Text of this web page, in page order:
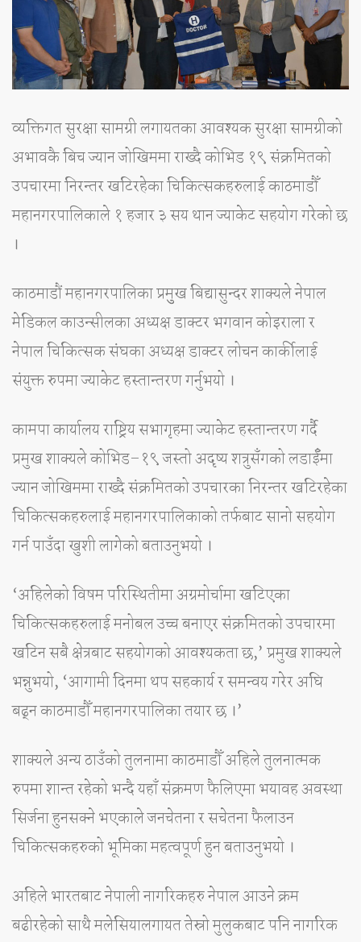
व्यक्तिगत सुरक्षा सामग्री लगायतका आवश्यक सुरक्षा सामग्रीको
अभावकै बिच ज्यान जोखिममा राख्दै कोभिड १९ संक्रमितको
उपचारमा निरन्तर खटिरहेका चिकित्सकहरुलाई काठमाडौँ
महानगरपालिकाले १ हजार ३ सय थान ज्याकेट सहयोग गरेको छ
।
काठमाडौं महानगरपालिका प्रमुुख बिद्यासुन्दर शाक्यले नेपाल
मेडिकल काउन्सीलका अध्यक्ष डाक्टर भगवान कोइराला र
नेपाल चिकित्सक संघका अध्यक्ष डाक्टर लोचन कार्कीलाई
संयुक्त रुपमा ज्याकेट हस्तान्तरण गर्नुभयो ।
कामपा कार्यालय राष्ट्रिय सभागृहमा ज्याकेट हस्तान्तरण गर्दै
प्रमुख शाक्यले कोभिड–१९ जस्तो अदृष्य शत्रुसँगको लडाईँमा
ज्यान जोखिममा राख्दै संक्रमितको उपचारका निरन्तर खटिरहेका
चिकित्सकहरुलाई महानगरपालिकाको तर्फबाट सानो सहयोग
गर्न पाउँदा खुशी लागेको बताउनुभयो ।
‘अहिलेको विषम परिस्थितीमा अग्रमोर्चामा खटिएका
चिकित्सकहरुलाई मनोबल उच्च बनाएर संक्रमितको उपचारमा
खटिन सबै क्षेत्रबाट सहयोगको आवश्यकता छ,’ प्रमुख शाक्यले
भन्नुभयो, ‘आगामी दिनमा थप सहकार्य र समन्वय गरेर अघि
बढ्न काठमाडौँ महानगरपालिका तयार छ ।’
शाक्यले अन्य ठाउँको तुलनामा काठमाडौँ अहिले तुलनात्मक
रुपमा शान्त रहेको भन्दै यहाँ संक्रमण फैलिएमा भयावह अवस्था
सिर्जना हुनसक्ने भएकाले जनचेतना र सचेतना फैलाउन
चिकित्सकहरुको भूमिका महत्वपूर्ण हुन बताउनुभयो ।
अहिले भारतबाट नेपाली नागरिकहरु नेपाल आउने क्रम
बढीरहेको साथै मलेसियालगायत तेस्रो मुलुकबाट पनि नागरिक